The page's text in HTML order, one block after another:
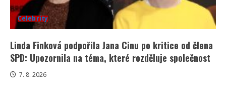
Celebrity
Linda Finková podpořila Jana Cinu po kritice od člena
SPD: Upozornila na téma, které rozděluje společnost
7. 8. 2026